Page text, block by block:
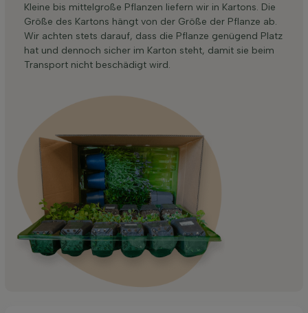
Kleine bis mittelgroße Pflanzen liefern wir in Kartons. Die
Größe des Kartons hängt von der Größe der Pflanze ab.
Wir achten stets darauf, dass die Pflanze genügend Platz
hat und dennoch sicher im Karton steht, damit sie beim
Transport nicht beschädigt wird.